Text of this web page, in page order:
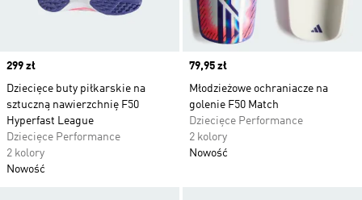
Price
299 zł
Dziecięce buty piłkarskie na
sztuczną nawierzchnię F50
Hyperfast League
Dziecięce Performance
2 kolory
Nowość
Price
79,95 zł
Młodzieżowe ochraniacze na
golenie F50 Match
Dziecięce Performance
2 kolory
Nowość